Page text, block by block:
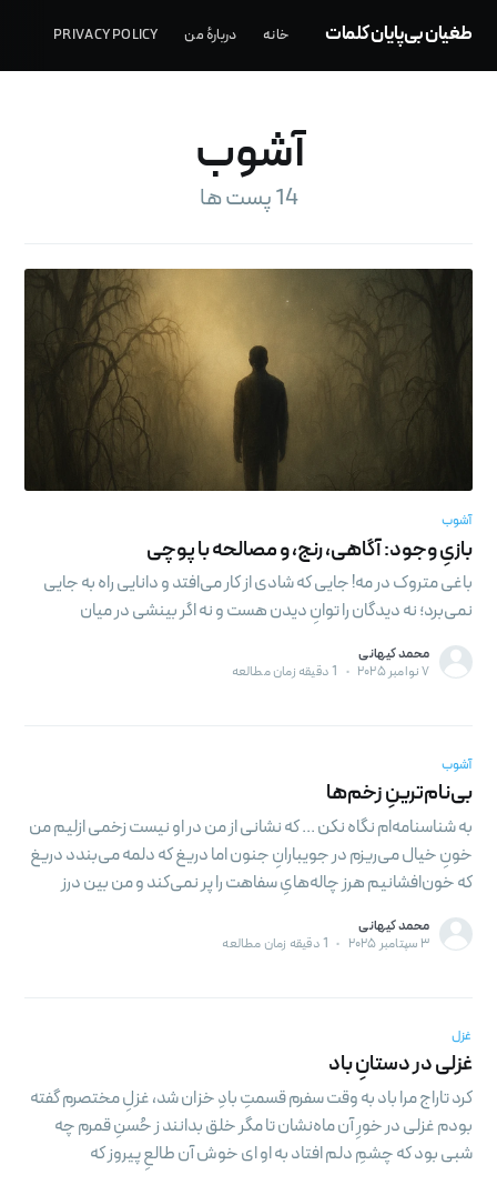
طغیان بی‌پایان کلمات خانه دربارهٔ من PRIVACY POLICY
آشوب
14 پست ها
آشوب
بازیِ وجود: آگاهی، رنج، و مصالحه با پوچی
باغی متروک در مه! جایی که شادی از کار می‌افتد و دانایی راه به جایی
نمی‌برد؛ نه دیدگان را توانِ دیدن هست و نه اگر بینشی در میان
محمد کیهانی
۷ نوامبر ۲۰۲۵
•
آشوب
بی‌نام‌ترینِ زخم‌ها
به شناسنامه‌ام نگاه نکن ... که نشانی از من در او نیست زخمی ازلیم من
خونِ خیال می‌ریزم در جویبارانِ جنون اما دریغ که دلمه می‌بندد دریغ
که خون‌افشانیم هرز چاله‌هایِ سفاهت را پر نمی‌کند و من بین درز‌
محمد کیهانی
۳ سپتامبر ۲۰۲۵
•
غزل
غزلی در دستانِ باد
کرد تاراج مرا باد به وقت سفرم قسمتِ بادِ خزان شد، غزلِ مختصرم گفته
بودم غزلی در خورِ آن ماه‌نشان تا مگر خلق بدانند ز حُسنِ قمرم چه
شبی بود که چشمِ دلم افتاد به او ای خوش آن طالعِ پیروز که